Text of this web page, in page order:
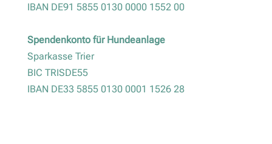
IBAN DE91 5855 0130 0000 1552 00
Spendenkonto für Hundeanlage
Sparkasse Trier
BIC TRISDE55
IBAN DE33 5855 0130 0001 1526 28